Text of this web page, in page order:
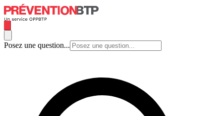
Posez une question...